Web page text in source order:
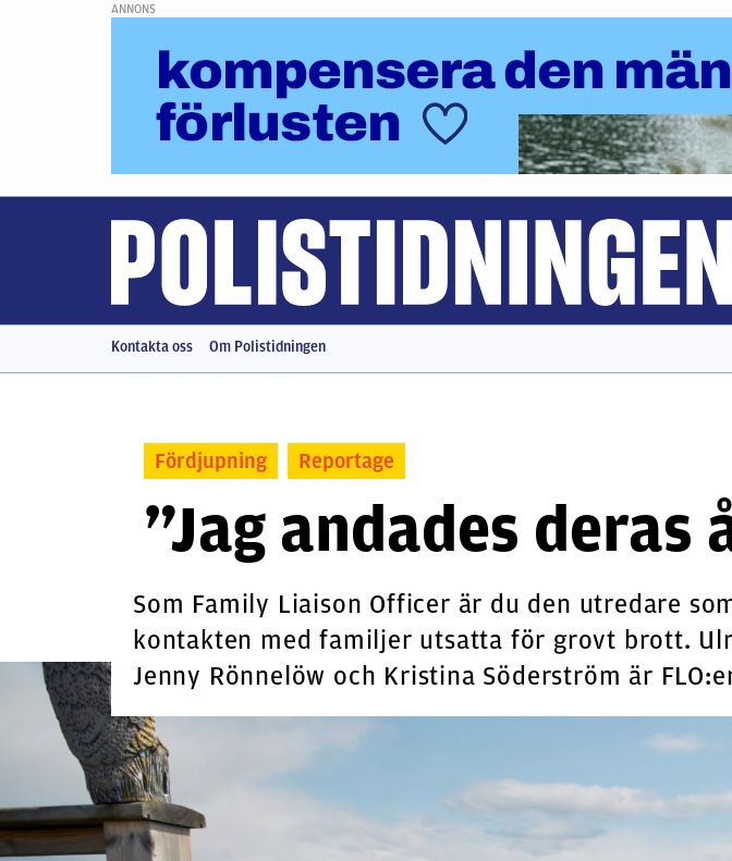
ANNONS
Kontakta oss Om Polistidningen
Fördjupning Reportage
”Jag andades deras
Som Family Liaison Officer är du den utredare
kontakten med familjer utsatta för grovt brott.
Jenny Rönnelöw och Kristina Söderström är